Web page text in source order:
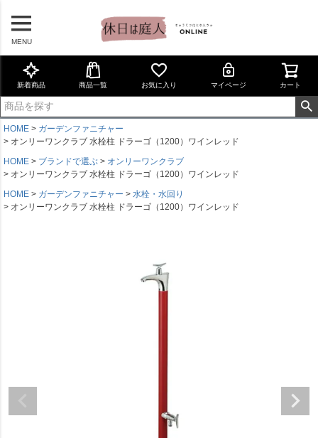
MENU
新着商品 商品一覧 お気に入り マイページ カート
HOME
ガーデンファニチャー
オンリーワンクラブ 水栓柱 ドラーゴ（1200）ワインレッド
HOME
ブランドで選ぶ
オンリーワンクラブ
オンリーワンクラブ 水栓柱 ドラーゴ（1200）ワインレッド
HOME
ガーデンファニチャー
水栓・水回り
オンリーワンクラブ 水栓柱 ドラーゴ（1200）ワインレッド